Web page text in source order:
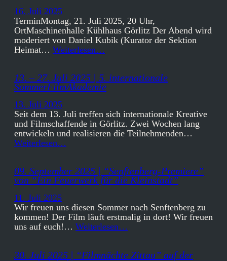
16. Juli 2025
TerminMontag, 21. Juli 2025, 20 Uhr,
OrtMaschinenhalle Kühlhaus Görlitz Der Abend wird
moderiert von Daniel Kubik (Kurator der Sektion
Heimat… Weiterlesen…
13. – 27. Juli 2025 | 5. internationale
SommerFilmAkademie
13. Juli 2025
Seit dem 13. Juli treffen sich internationale Kreative
und Filmschaffende in Görlitz. Zwei Wochen lang
entwickeln und realisieren die Teilnehmenden…
Weiterlesen…
09. September 2025 | “Senftenberg-Premiere”
von “Ein Feuerwerk für die Kleinstadt”
11. Juli 2025
Wir freuen uns diesen Sommer nach Senftenberg zu
kommen! Der Film läuft erstmalig in dort! Wir freuen
uns auf euch!… Weiterlesen…
30. Juli 2025 | “Filmnächte Zittau” auf der